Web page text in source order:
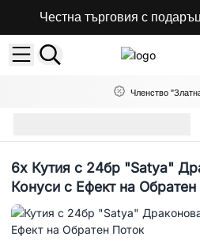
Честна търговия с
Членство
6x Кутия с 24бр "Satya"
Конуси с Ефект на